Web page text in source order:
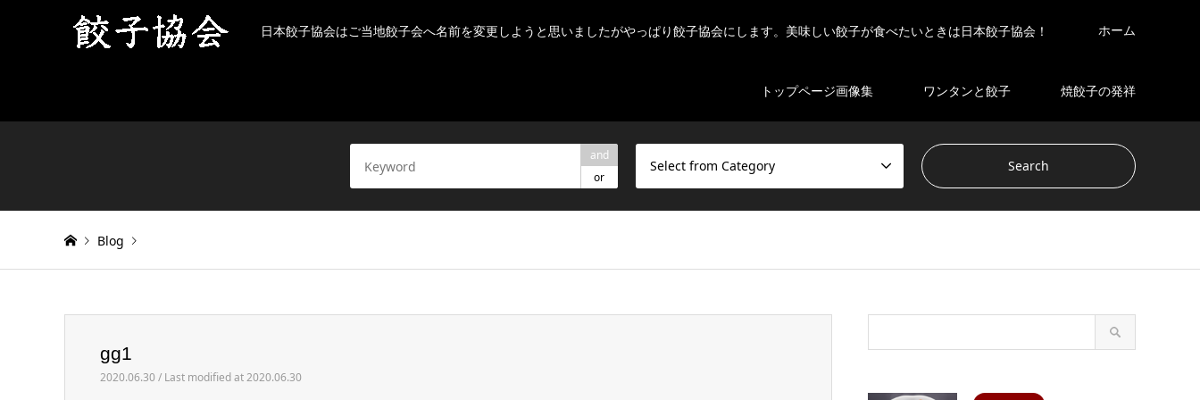
日本餃子協会はご当地餃子会へ名前を変更しようと思いましたがやっぱり餃子協会にします。美味しい餃子が食べたいときは日本餃子協会！ ホーム
トップページ画像集 ワンタンと餃子 焼餃子の発祥
and
or
Select from Category
Blog
gg1
2020.06.30 / Last modified at 2020.06.30